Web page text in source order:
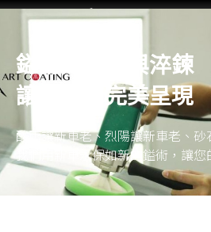
跳
要
內
鎰術的厚工與淬鍊
讓您更加完美呈現
酸雨讓新車老、烈陽讓新車老、
我們用新車永保如新的鎰術，讓